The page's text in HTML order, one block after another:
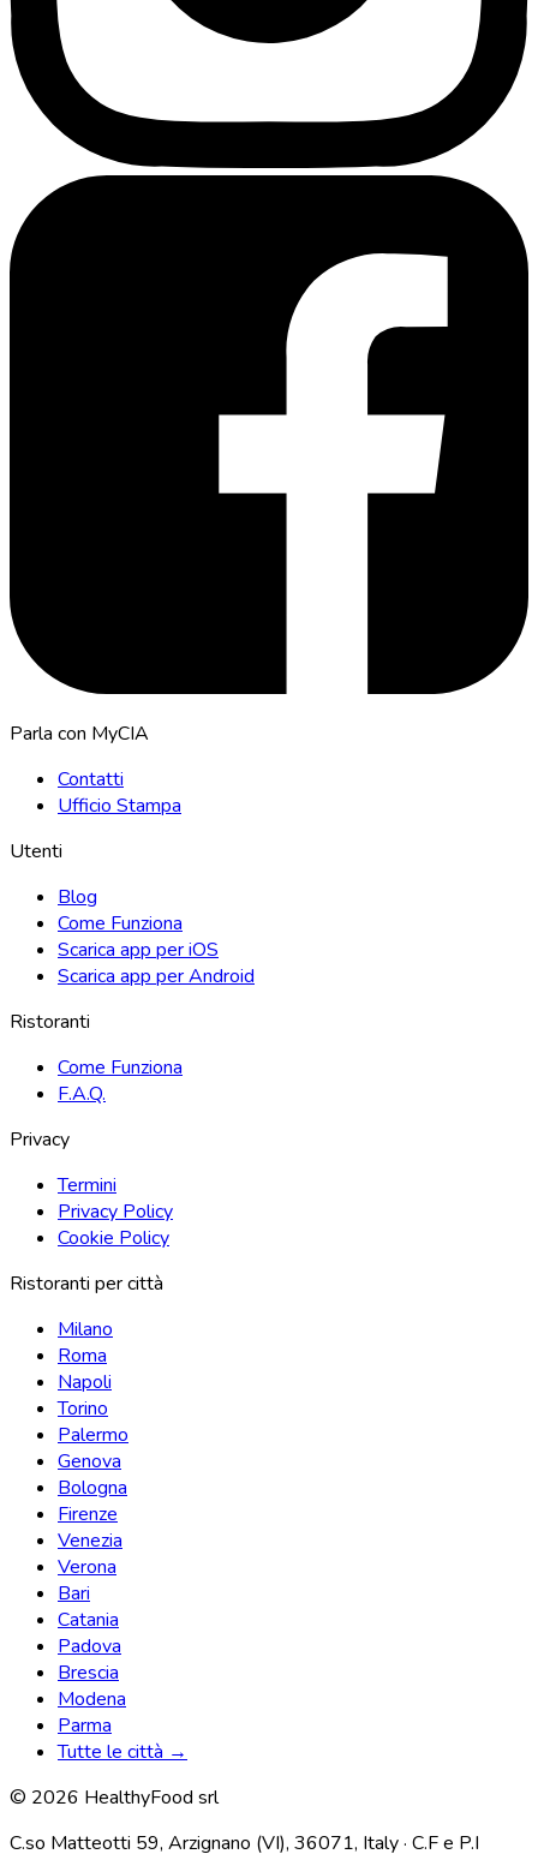
Parla con MyCIA
Contatti
Ufficio Stampa
Utenti
Blog
Come Funziona
Scarica app per iOS
Scarica app per Android
Ristoranti
Come Funziona
F.A.Q.
Privacy
Termini
Privacy Policy
Cookie Policy
Ristoranti per città
Milano
Roma
Napoli
Torino
Palermo
Genova
Bologna
Firenze
Venezia
Verona
Bari
Catania
Padova
Brescia
Modena
Parma
Tutte le città →
© 2026 HealthyFood srl
C.so Matteotti 59, Arzignano (VI), 36071, Italy · C.F e P.I